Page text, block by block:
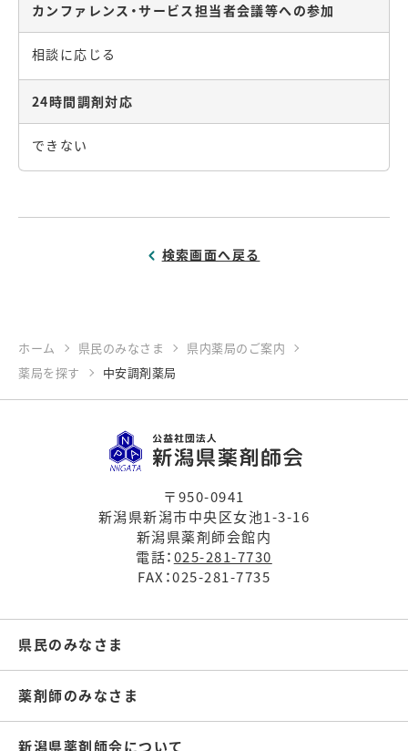
カンファレンス・サービス担当者会議等への参加
相談に応じる
24時間調剤対応
できない
検索画面へ戻る
ホーム 県民のみなさま
県内薬局のご案内
薬局を探す
中安調剤薬局
〒950-0941
新潟県新潟市中央区女池1-3-16
新潟県薬剤師会館内
電話：025-281-7730
FAX：025-281-7735
県民のみなさま
薬剤師のみなさま
新潟県薬剤師会について